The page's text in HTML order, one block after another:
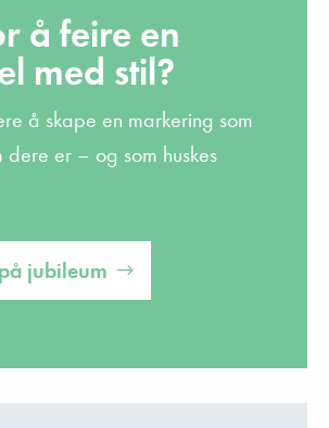
å feire en
med stil?
å skape en markering som
dere er – og som huskes
jubileum